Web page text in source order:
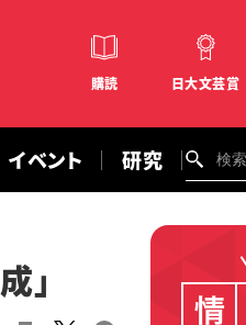
購読 日大文芸賞
イベント 研究
」